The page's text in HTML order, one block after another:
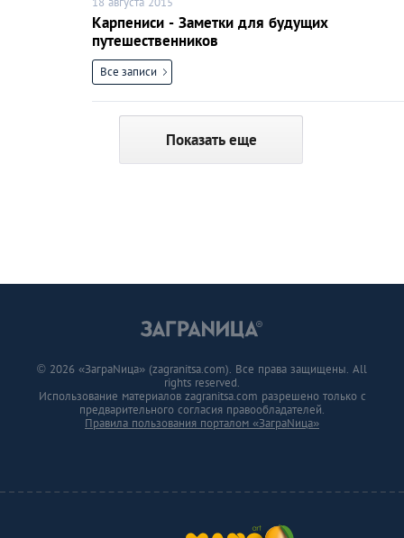
Карпениси - Заметки для будущих
путешественников
Все записи
Показать еще
© 2026 «ЗаграNица» (zagranitsa.com). Все права защищены. All
rights reserved.
Использование материалов zagranitsa.com разрешено только с
предварительного согласия правообладателей.
Правила пользования порталом «ЗаграNица»